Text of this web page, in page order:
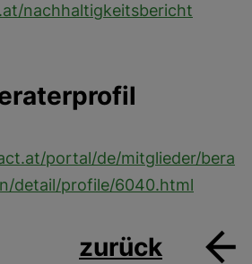
nachhaltigkeitsbericht
portal/de/mitglieder/bera
detail/profile/6040.html
zurück